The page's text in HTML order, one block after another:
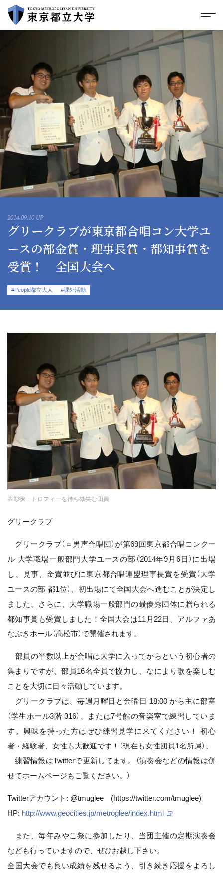
イ
ス
キ
プ
グローバルメニューにスキップ メ
2014.09.10 UP
グリークラブが東京都合唱コン大学ユ
ースの部金賞・理事長賞・都知事賞を
受賞！ 全国大会へ
#People都立大人 #課外活動
表彰状・トロフィーを持ち微笑む団員
グリークラブ
グリークラブ（＝男声合唱団）が第69回東京都合唱コンクー
ル 大学職場一般部門大学ユースの部（2014年9月6日）に出場
し、見事、金賞並びに東京都合唱連盟理事長賞を受賞（大学
ユースの部 都1位）、初出場にて全国大会へ進むことが決定し
ました。さらに、大学職場一般部門の最優秀団体に贈られる
都知事賞も受賞しました！全国大会は11月22日、アルファあ
なぶきホール（高松市）で開催されます。
部員の半数以上が合唱は大学に入ってからという初心者の
集まりですが、部員16名全員で協力し、なにより歌を楽しむ
ことを大切に日々活動しています。
グリークラブは、毎週月曜日と金曜日 18:00 から主に部室
（学生ホール3階 316）、または7号館の音楽室で練習していま
す。興味を持った方はぜひ練習見学に来てください！ 初心
者・経験者、女性も大歓迎です！（現在も女性団員1名所属）。
練習情報はTwitterで更新してます。（演奏会などの情報は併
せてホームページもご覧ください。）
Twitterアカウント: @tmuglee (https://twitter.com/tmuglee)
HP: http://www.geocities.jp/metroglee/index.html
また、毎年みやこ祭に参加したり、当団主催の定期演奏会
なども行っていますので、ぜひお越し下さい。
全国大会でも良い成績を残せるよう、引き続き応援をよろし